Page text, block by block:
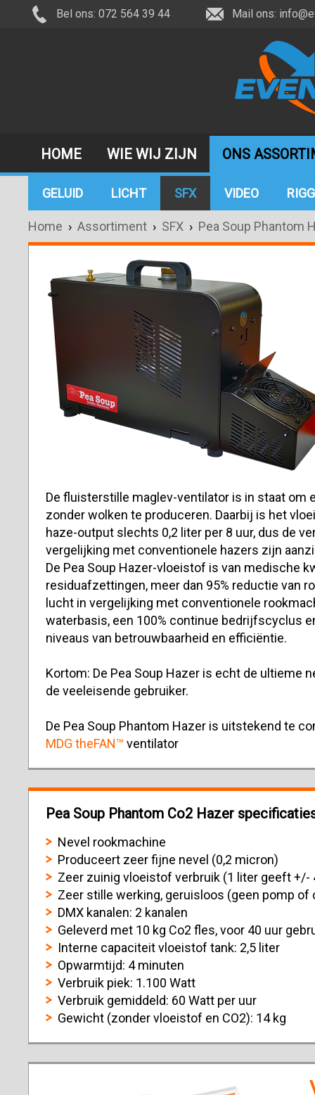
Bel ons: 072 564 39 44 Mail ons:
HOME WIE WIJ ZIJN ONS
GELUID LICHT SFX VIDEO
Home › Assortiment › SFX › Pea Soup Phantom
De fluisterstille maglev-ventilator is in staat om
zonder wolken te produceren. Daarbij is het
haze-output slechts 0,2 liter per 8 uur, dus de
vergelijking met conventionele hazers zijn
De Pea Soup Hazer-vloeistof is van medische
residuafzettingen, meer dan 95% reductie van
lucht in vergelijking met conventionele
waterbasis, een 100% continue bedrijfscyclus
niveaus van betrouwbaarheid en efficiëntie.
Kortom: De Pea Soup Hazer is echt de ultieme
de veeleisende gebruiker.
De Pea Soup Phantom Hazer is uitstekend te
MDG theFAN™ ventilator
Pea Soup Phantom Co2 Hazer
Nevel rookmachine
Produceert zeer fijne nevel (0,2 micron)
Zeer zuinig vloeistof verbruik (1 liter geeft +/-
Zeer stille werking, geruisloos (geen pomp
DMX kanalen: 2 kanalen
Geleverd met 10 kg Co2 fles, voor 40 uur
Interne capaciteit vloeistof tank: 2,5 liter
Opwarmtijd: 4 minuten
Verbruik piek: 1.100 Watt
Verbruik gemiddeld: 60 Watt per uur
Gewicht (zonder vloeistof en CO2): 14 kg